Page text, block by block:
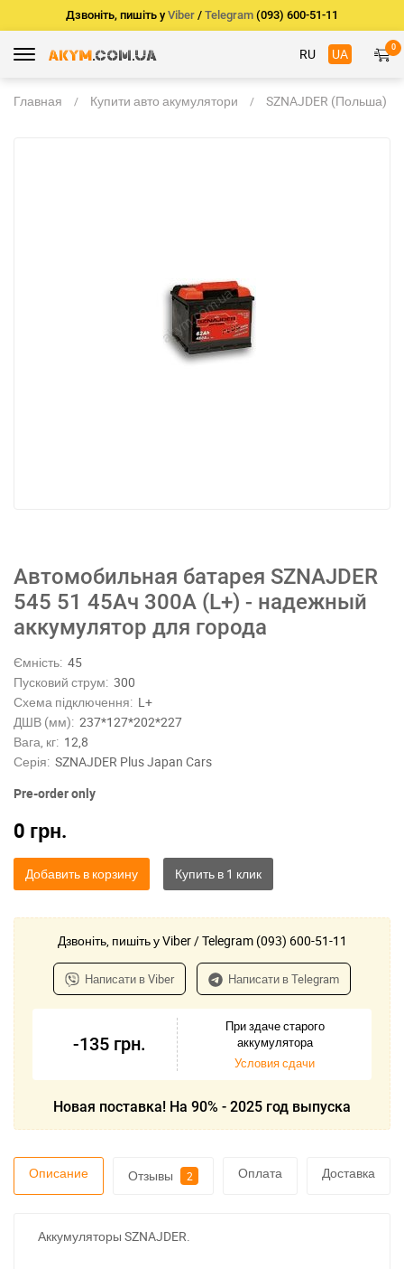
Дзвоніть, пишіть у Viber / Telegram (093) 600-51-11
RU UA 0
Главная Купити авто акумулятори SZNAJDER (Польша)
Автомобильная батарея SZNAJDER
545 51 45Ач 300А (L+) - надежный
аккумулятор для города
Ємність: 45
Пусковий струм: 300
Схема підключення: L+
ДШВ (мм): 237*127*202*227
Вага, кг: 12,8
Серія: SZNAJDER Plus Japan Cars
Pre-order only
0 грн.
Добавить в корзину
Дзвоніть, пишіть у Viber / Telegram (093) 600-51-11
Написати в Viber Написати в Telegram
-135 грн.
При здаче старого
аккумулятора
Условия сдачи
Новая поставка! На 90% - 2025 год выпуска
Описание Отзывы 2 Оплата Доставка
Аккумуляторы SZNAJDER.